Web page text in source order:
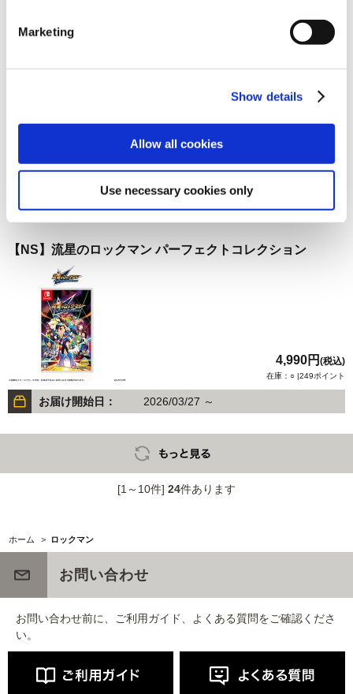
Marketing
Show details
Allow all cookies
Use necessary cookies only
4,990円(税込)
お届け開始日： 2026/03/27 ～
【NS】流星のロックマン パーフェクトコレクション
4,990円 (税込)
在庫：○ |249ポイント
お届け開始日： 2026/03/27 ～
[1～10件] 24件あります
ホーム > ロックマン
お問い合わせ
お問い合わせ前に、ご利用ガイド、よくある質問をご確認くださ
い。